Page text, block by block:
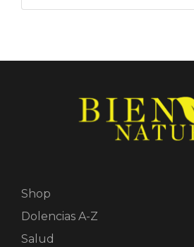
Shop
Dolencias A-Z
Salud